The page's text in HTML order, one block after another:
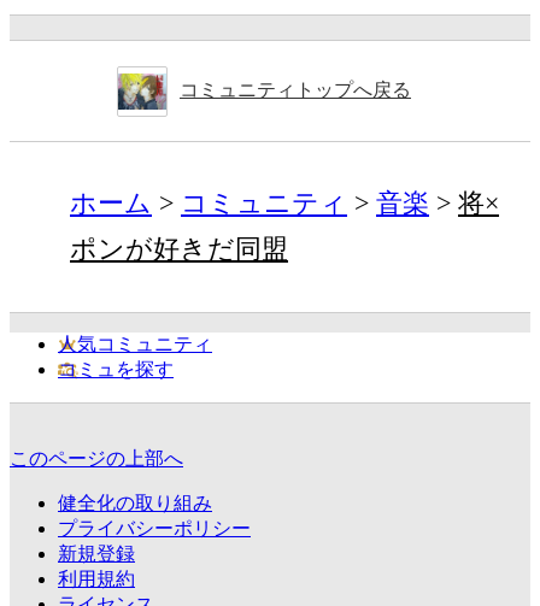
コミュニティトップへ戻る
ホーム コミュニティ 音楽
将×
ポンが好きだ同盟
人気コミュニティ
コミュを探す
このページの上部へ
健全化の取り組み
プライバシーポリシー
新規登録
利用規約